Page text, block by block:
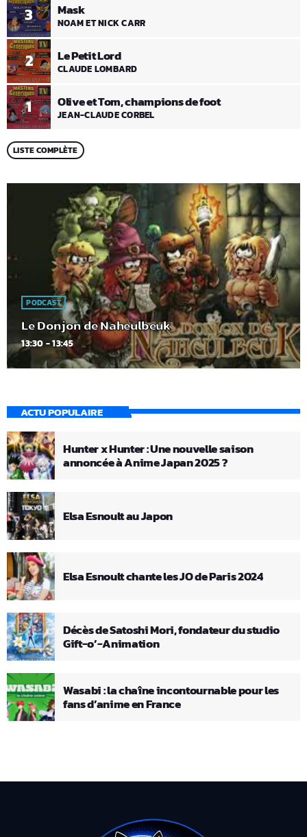
1 Olive et Tom, champions de foot
JEAN-CLAUDE CORBEL
2 Le Petit Lord
CLAUDE LOMBARD
3 Mask
NOAM ET NICK CARR
LISTE COMPLÈTE
PODCAST
Le Donjon de Naheulbeuk
13:30 - 13:45
ACTU POPULAIRE
Hunter x Hunter : Une nouvelle saison
annoncée à Anime Japan 2025 ?
Elsa Esnoult au Japon
Elsa Esnoult chante les JO de Paris 2024
Décès de Satoshi Mori, fondateur du studio
Gift-o’-Animation
Wasabi : la chaîne incontournable pour les
fans d’anime en France